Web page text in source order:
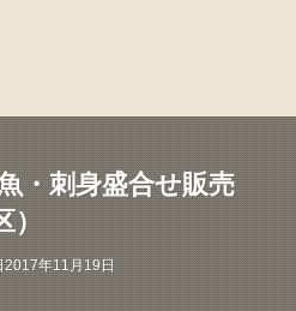
・刺身盛合せ販売
）
2017年11月19日